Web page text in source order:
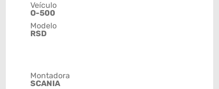
Veículo
O-500
Modelo
RSD
Montadora
SCANIA